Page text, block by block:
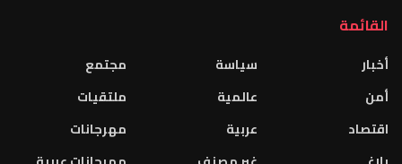
القائمة
أخبار
أمن
اقتصاد
سياسة
عالمية
عربية
مجتمع
ملتقيات
مهرجانات